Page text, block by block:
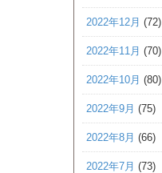
2022年12月 (72)
2022年11月 (70)
2022年10月 (80)
2022年9月 (75)
2022年8月 (66)
2022年7月 (73)